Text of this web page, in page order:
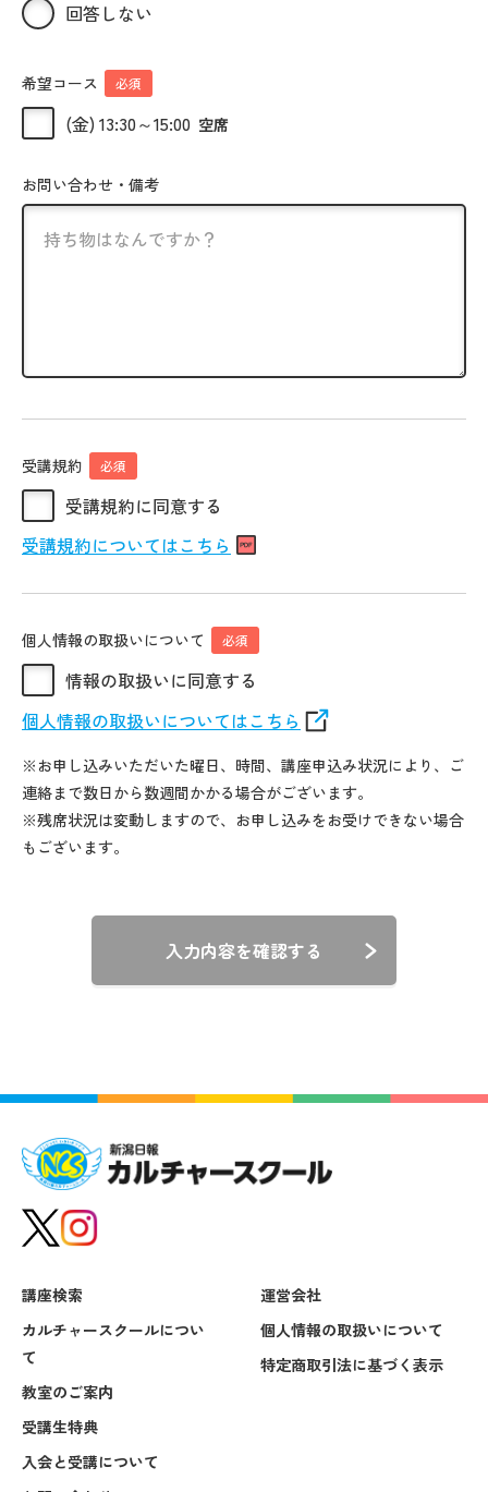
回答しない
希望コース 必須
(金) 13:30～15:00 空席
お問い合わせ・備考
受講規約 必須
受講規約に同意する
受講規約についてはこちら
個人情報の取扱いについて 必須
情報の取扱いに同意する
個人情報の取扱いについてはこちら
※お申し込みいただいた曜日、時間、講座申込み状況により、ご
連絡まで数日から数週間かかる場合がございます。
※残席状況は変動しますので、お申し込みをお受けできない場合
もございます。
入力内容を確認する
講座検索
カルチャースクールについ
て
教室のご案内
受講生特典
入会と受講について
運営会社
個人情報の取扱いについて
特定商取引法に基づく表示